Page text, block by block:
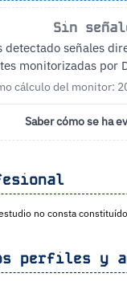
Sin
detectado señales
monitorizadas por
cálculo del monitor:
Saber cómo se ha
no consta
perfiles y